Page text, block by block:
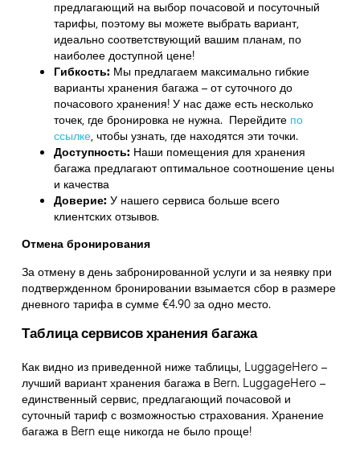
предлагающий на выбор почасовой и посуточный
тарифы, поэтому вы можете выбрать вариант,
идеально соответствующий вашим планам, по
наиболее доступной цене!
Гибкость: Мы предлагаем максимально гибкие
варианты хранения багажа – от суточного до
почасового хранения! У нас даже есть несколько
точек, где бронировка не нужна. Перейдите по
ссылке,чтобы узнать, где находятся эти точки.
Доступность: Наши помещения для хранения
багажа предлагают оптимальное соотношение цены
и качества
Доверие: У нашего сервиса больше всего
клиентских отзывов.
Отмена бронирования
За отмену в день забронированной услуги и за неявку при
подтвержденном бронировании взымается сбор в размере
дневного тарифа в сумме €4.90 за одно место.
Таблица сервисов хранения багажа
Как видно из приведенной ниже таблицы, LuggageHero –
лучший вариант хранения багажа в Bern. LuggageHero –
единственный сервис, предлагающий почасовой и
суточный тариф с возможностью страхования. Хранение
багажа в Bernеще никогда не было проще!